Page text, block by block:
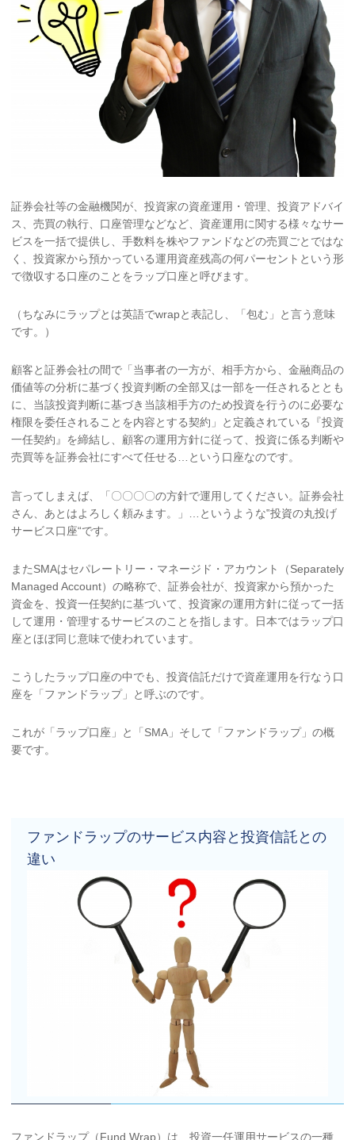
証券会社等の金融機関が、投資家の資産運用・管理、投資アドバイ
ス、売買の執行、口座管理などなど、資産運用に関する様々なサー
ビスを一括で提供し、手数料を株やファンドなどの売買ごとではな
く、投資家から預かっている運用資産残高の何パーセントという形
で徴収する口座のことをラップ口座と呼びます。
（ちなみにラップとは英語でwrapと表記し、「包む」と言う意味
です。）
顧客と証券会社の間で「当事者の一方が、相手方から、金融商品の
価値等の分析に基づく投資判断の全部又は一部を一任されるととも
に、当該投資判断に基づき当該相手方のため投資を行うのに必要な
権限を委任されることを内容とする契約」と定義されている『投資
一任契約』を締結し、顧客の運用方針に従って、投資に係る判断や
売買等を証券会社にすべて任せる…という口座なのです。
言ってしまえば、「〇〇〇〇の方針で運用してください。証券会社
さん、あとはよろしく頼みます。」…というような‟投資の丸投げ
サービス口座“です。
またSMAはセパレートリー・マネージド・アカウント（Separately
Managed Account）の略称で、証券会社が、投資家から預かった
資金を、投資一任契約に基づいて、投資家の運用方針に従って一括
して運用・管理するサービスのことを指します。日本ではラップ口
座とほぼ同じ意味で使われています。
こうしたラップ口座の中でも、投資信託だけで資産運用を行なう口
座を「ファンドラップ」と呼ぶのです。
これが「ラップ口座」と「SMA」そして「ファンドラップ」の概
要です。
ファンドラップのサービス内容と投資信託との
違い
ファンドラップ（Fund Wrap）は、投資一任運用サービスの一種